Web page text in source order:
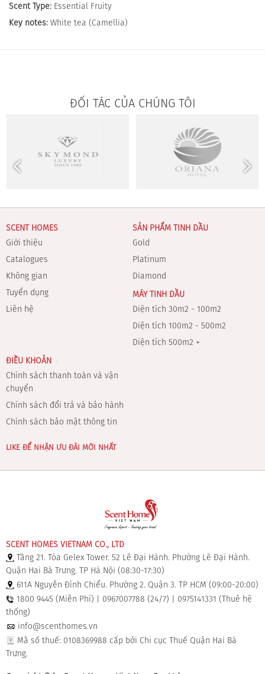
Scent Type: Essential Fruity
Key notes: White tea (Camellia)
ĐỐI TÁC CỦA CHÚNG TÔI
SCENT HOMES
Giới thiệu
Catalogues
Không gian
Tuyển dụng
Liên hệ
SẢN PHẨM TINH DẦU
Gold
Platinum
Diamond
MÁY TINH DẦU
Diện tích 30m2 - 100m2
Diện tích 100m2 - 500m2
Diện tích 500m2 +
ĐIỀU KHOẢN
Chính sách thanh toán và vận
chuyển
Chính sách đổi trả và bảo hành
Chính sách bảo mật thông tin
LIKE ĐỂ NHẬN ƯU ĐÃI MỚI NHẤT
SCENT HOMES VIETNAM CO., LTD
Tầng 21. Tòa Gelex Tower. 52 Lê Đại Hành. Phường Lê Đại Hành.
Quận Hai Bà Trưng. TP Hà Nội (08:30-17:30)
611A Nguyễn Đình Chiểu. Phường 2. Quận 3. TP HCM (09:00-20:00)
1800 9445 (Miễn Phí) | 0967007788 (24/7) | 0975141331 (Thuê hệ
thống)
info@scenthomes.vn
Mã số thuế: 0108369988 cấp bởi Chi cục Thuế Quận Hai Bà
Trưng.